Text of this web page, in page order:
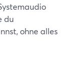
du
ohne alles